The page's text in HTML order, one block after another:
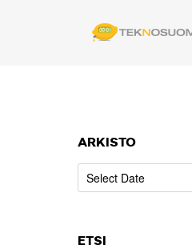
ARKISTO
ETSI